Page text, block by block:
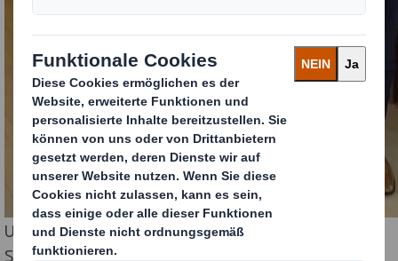
Uwe Väth, Managing Director Deutschland und
Schweiz, DS Smith Packaging (rechts), übergibt den